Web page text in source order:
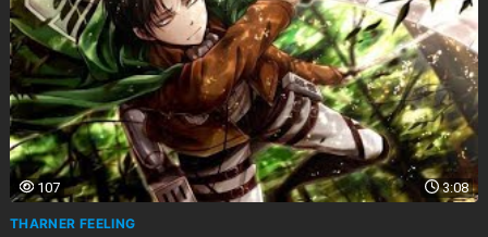
3:08
107
THARNER FEELING